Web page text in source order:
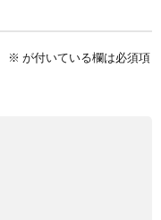
※ が付いている欄は必須項